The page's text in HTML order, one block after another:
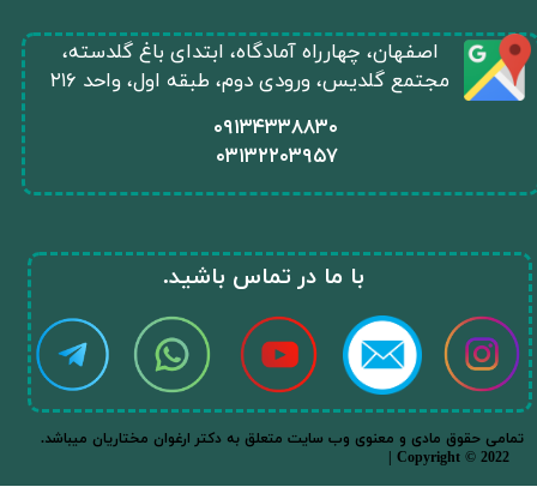
​۰۹۱۳۴۳۳۸۸۳۰
۰۳۱۳۲۲۰۳۹۵۷
​اصفهان، چهارراه آمادگاه، ابتدای باغ گلدسته،
مجتمع گلدیس، ورودی دوم، طبقه اول، واحد ۲۱۶
​با ما در تماس باشید.​​​​​​​
.تمامی حقوق مادی و معنوی وب سایت متعلق به دکتر ارغوان مختاریان میباشد
| Copyright © 2022